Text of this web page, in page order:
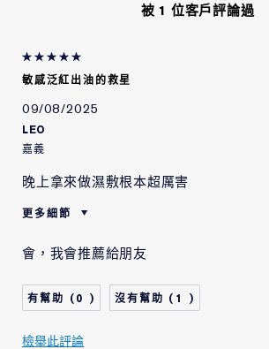
被 1 位客戶評論過
敏感泛紅出油的救星
09/08/2025
LEO
嘉義
晚上拿來做濕敷根本超厲害
更多細節
年齡
肌膚類型
油性肌膚
我使用雅詩蘭黛的產品已
1 - 2 年
會，我會推薦給朋友
0 1
檢舉此評論